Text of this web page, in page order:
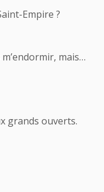
Empire ?
mais…
grands ouverts.